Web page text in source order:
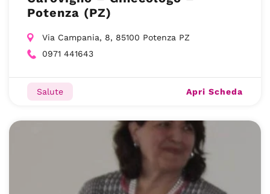
Potenza (PZ)
Via Campania, 8, 85100 Potenza PZ
0971 441643
Salute Apri Scheda